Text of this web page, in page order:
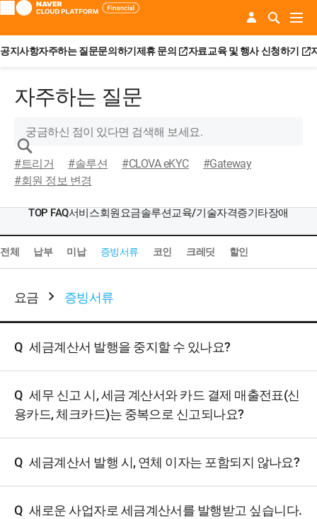
공지사항자주하는 질문문의하기 제휴 문의 자료교육 및 행사 신청하기
자주하는 질문
#트리거 #솔루션 #CLOVA eKYC
#Gateway
#회원 정보 변경
TOP FAQ서비스회원요금솔루션교육/기술자격증기타장애
전체 납부 미납 증빙서류 코인 크레딧 할인
요금 증빙서류
Q 세금계산서 발행을 중지할 수 있나요?
Q 세무 신고 시, 세금 계산서와 카드 결제 매출전표(신
용카드, 체크카드)는 중복으로 신고되나요?
Q 세금계산서 발행 시, 연체 이자는 포함되지 않나요?
Q 새로운 사업자로 세금계산서를 발행받고 싶습니다.